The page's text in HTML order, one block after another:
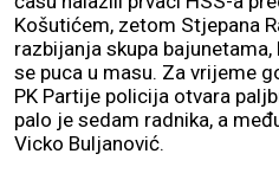
Košutićem, zetom Stjepana
razbijanja skupa
se puca u masu. Za vrijeme
PK Partije policija otvara
palo je sedam radnika, a
Vicko Buljanović.